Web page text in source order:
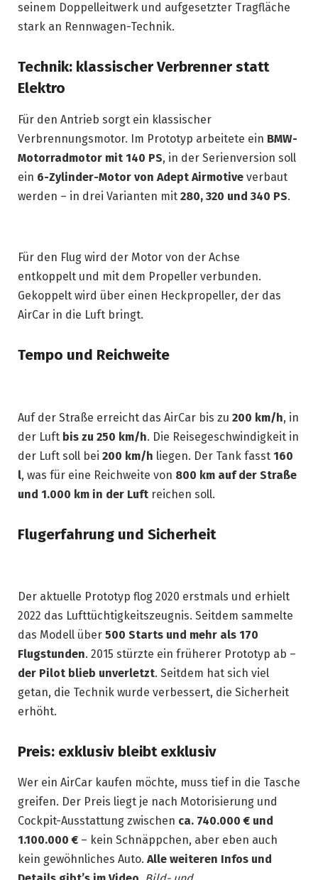
seinem Doppelleitwerk und aufgesetzter Tragfläche
stark an Rennwagen-Technik.
Technik: klassischer Verbrenner statt
Elektro
Für den Antrieb sorgt ein klassischer
Verbrennungsmotor. Im Prototyp arbeitete ein BMW-
Motorradmotor mit 140 PS, in der Serienversion soll
ein 6-Zylinder-Motor von Adept Airmotive verbaut
werden – in drei Varianten mit 280, 320 und 340 PS.
Für den Flug wird der Motor von der Achse
entkoppelt und mit dem Propeller verbunden.
Gekoppelt wird über einen Heckpropeller, der das
AirCar in die Luft bringt.
Tempo und Reichweite
Auf der Straße erreicht das AirCar bis zu 200 km/h, in
der Luft bis zu 250 km/h. Die Reisegeschwindigkeit in
der Luft soll bei 200 km/h liegen. Der Tank fasst 160
l, was für eine Reichweite von 800 km auf der Straße
und 1.000 km in der Luft reichen soll.
Flugerfahrung und Sicherheit
Der aktuelle Prototyp flog 2020 erstmals und erhielt
2022 das Lufttüchtigkeitszeugnis. Seitdem sammelte
das Modell über 500 Starts und mehr als 170
Flugstunden. 2015 stürzte ein früherer Prototyp ab –
der Pilot blieb unverletzt. Seitdem hat sich viel
getan, die Technik wurde verbessert, die Sicherheit
erhöht.
Preis: exklusiv bleibt exklusiv
Wer ein AirCar kaufen möchte, muss tief in die Tasche
greifen. Der Preis liegt je nach Motorisierung und
Cockpit-Ausstattung zwischen ca. 740.000 € und
1.100.000 € – kein Schnäppchen, aber eben auch
kein gewöhnliches Auto. Alle weiteren Infos und